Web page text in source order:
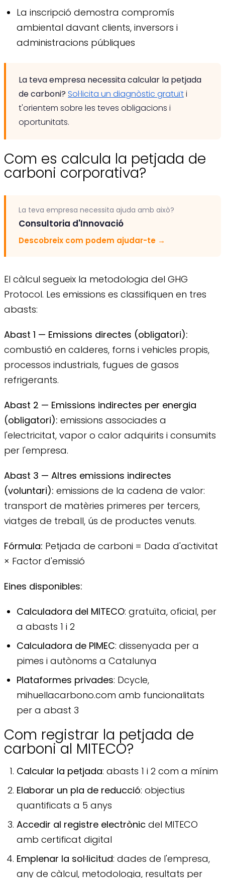
La inscripció demostra compromís
ambiental davant clients, inversors i
administracions públiques
La teva empresa necessita calcular la petjada
de carboni? Sol·licita un diagnòstic gratuïti
t'orientem sobre les teves obligacions i
oportunitats.
Com es calcula la petjada de
carboni corporativa?
La teva empresa necessita ajuda amb això?
Consultoria d'Innovació
Descobreix com podem ajudar-te →
El càlcul segueix la metodologia del GHG
Protocol. Les emissions es classifiquen en tres
abasts:
Abast 1 — Emissions directes (obligatori):
combustió en calderes, forns i vehicles propis,
processos industrials, fugues de gasos
refrigerants.
Abast 2 — Emissions indirectes per energia
(obligatori): emissions associades a
l'electricitat, vapor o calor adquirits i consumits
per l'empresa.
Abast 3 — Altres emissions indirectes
(voluntari): emissions de la cadena de valor:
transport de matèries primeres per tercers,
viatges de treball, ús de productes venuts.
Fórmula: Petjada de carboni = Dada d'activitat
× Factor d'emissió
Eines disponibles:
Calculadora del MITECO: gratuïta, oficial, per
a abasts 1 i 2
Calculadora de PIMEC: dissenyada per a
pimes i autònoms a Catalunya
Plataformes privades: Dcycle,
mihuellacarbono.com amb funcionalitats
per a abast 3
Com registrar la petjada de
carboni al MITECO?
Calcular la petjada: abasts 1 i 2 com a mínim
Elaborar un pla de reducció: objectius
quantificats a 5 anys
Accedir al registre electrònic del MITECO
amb certificat digital
Emplenar la sol·licitud: dades de l'empresa,
any de càlcul, metodologia, resultats per